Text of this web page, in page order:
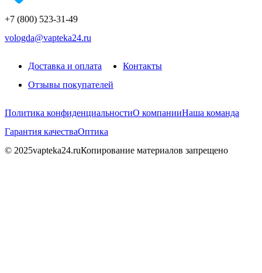
+7 (800) 523-31-49
vologda@vapteka24.ru
Доставка и оплата
Отзывы покупателей
Контакты
Политика конфиденциальностиО компанииНаша команда
Гарантия качестваОптика
© 2025vapteka24.ruКопирование материалов запрещено